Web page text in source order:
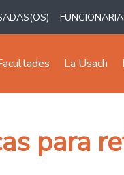
La Usach
para